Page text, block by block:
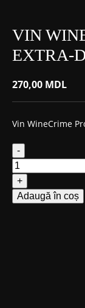
VIN
EXTRA-
270,00 MDL
Vin WineCrime
Cantitate
Vin
WineCrime
Prosecco
Extra-
-
+
Adaugă în coș